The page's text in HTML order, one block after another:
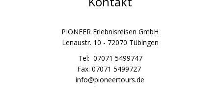
PIONEER Erlebnisreisen GmbH
Lenaustr. 10 - 72070 Tübingen
Tel: 07071 5499747
Fax: 07071 5499727
info@pioneertours.de